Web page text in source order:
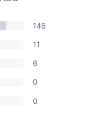
146
11
6
0
0